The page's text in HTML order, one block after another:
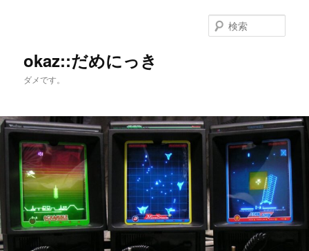
へ
移
okaz::だめにっき
ダメです。
索